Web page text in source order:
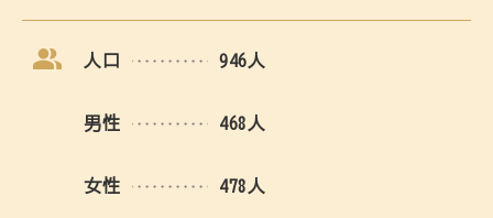
人口 946人
男性 468人
女性 478人